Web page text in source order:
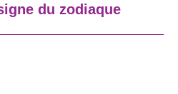
du zodiaque